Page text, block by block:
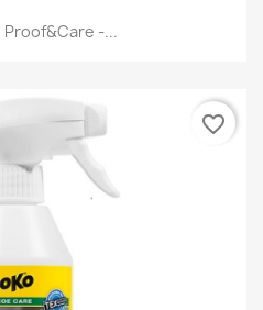
Proof&Care -...
favorite_border